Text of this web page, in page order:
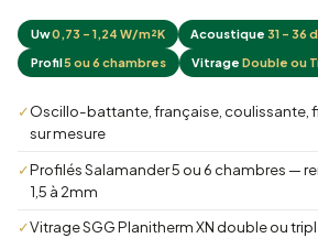
Uw0,73 – 1,24 W/m²K Acoustique 31 – 36
Profil5 ou 6 chambres Vitrage Double ou
✓Oscillo-battante, française, coulissante,
sur mesure
✓Profilés Salamander 5 ou 6 chambres —
1,5 à 2mm
✓Vitrage SGG Planitherm XN double ou